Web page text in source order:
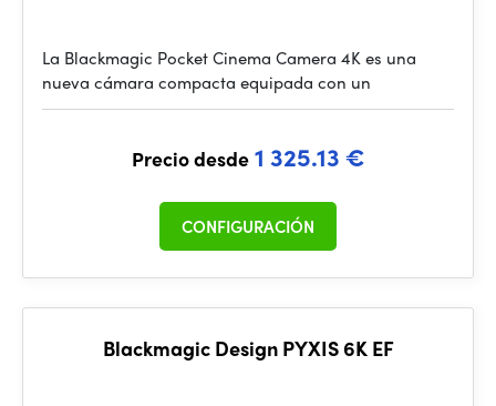
La Blackmagic Pocket Cinema Camera 4K es una
nueva cámara compacta equipada con un
Precio desde1 325.13 €
CONFIGURACIÓN
Blackmagic Design PYXIS 6K EF